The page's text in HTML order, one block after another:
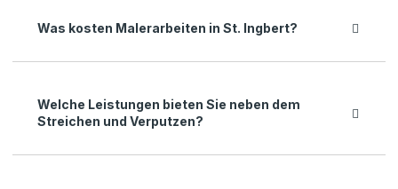
Was kosten Malerarbeiten in St. Ingbert?
Welche Leistungen bieten Sie neben dem
Streichen und Verputzen?